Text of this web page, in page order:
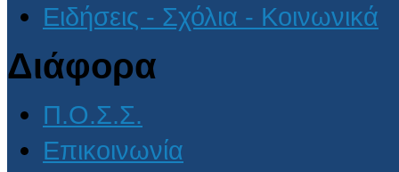
Ειδήσεις - Σχόλια - Κοινωνικά
Διάφορα
Π.Ο.Σ.Σ.
Επικοινωνία